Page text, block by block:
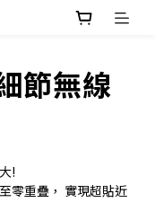
節無線
!
零重疊， 實現超貼近